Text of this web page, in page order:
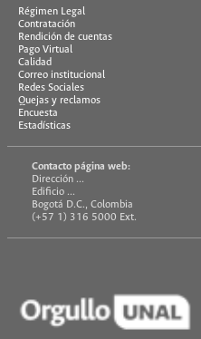
Régimen Legal
Contratación
Rendición de cuentas
Pago Virtual
Calidad
Correo institucional
Redes Sociales
Quejas y reclamos
Encuesta
Estadísticas
Contacto página web:
Dirección ...
Edificio ...
Bogotá D.C., Colombia
(+57 1) 316 5000 Ext.